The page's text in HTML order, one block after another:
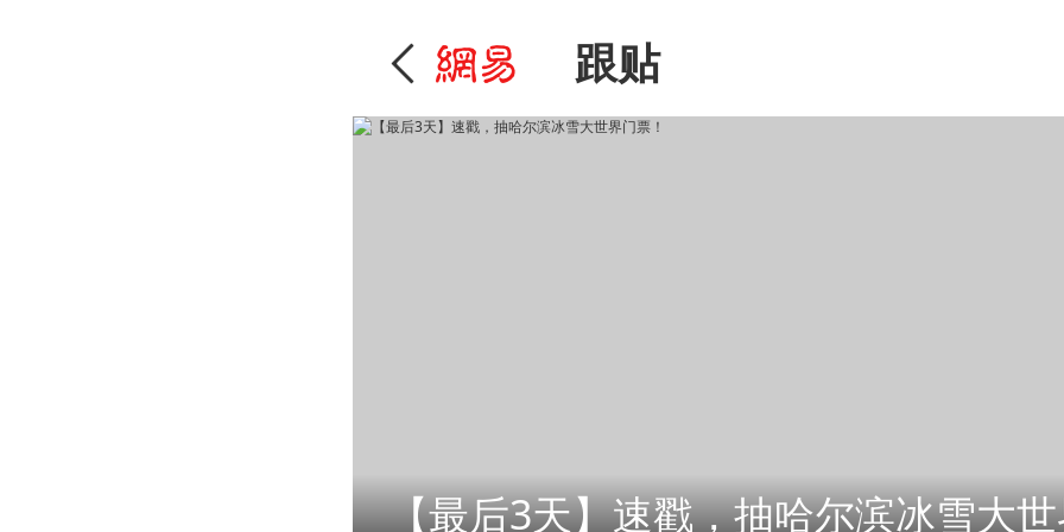
跟贴
【最后3天】速戳，抽哈尔滨冰雪大世界门票！